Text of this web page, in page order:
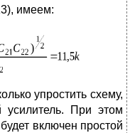
имеем:
упростить схему,
При этом
включен простой